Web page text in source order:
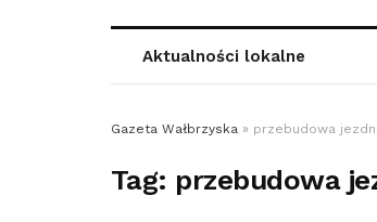
Aktualności lokalne
Gazeta Wałbrzyska » przebudowa
Tag: przebudowa